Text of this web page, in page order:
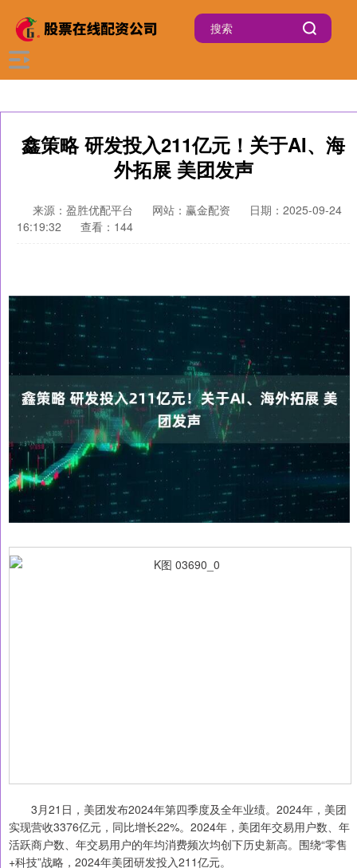
鑫策略 研发投入211亿元！关于AI、海
外拓展 美团发声
来源：盈胜优配平台 网站：赢金配资
日期：2025-09-24
16:19:32
查看：144
3月21日，美团发布2024年第四季度及全年业绩。2024年，美团
实现营收3376亿元，同比增长22%。2024年，美团年交易用户数、年
活跃商户数、年交易用户的年均消费频次均创下历史新高。围绕“零售
+科技”战略，2024年美团研发投入211亿元。